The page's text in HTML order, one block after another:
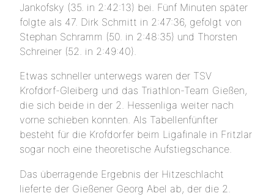
Jankofsky (35. in 2:42:13) bei. Fünf Minuten später
folgte als 47. Dirk Schmitt in 2:47:36, gefolgt von
Stephan Schramm (50. in 2:48:35) und Thorsten
Schreiner (52. in 2:49:40).
Etwas schneller unterwegs waren der TSV
Krofdorf-Gleiberg und das Triathlon-Team Gießen,
die sich beide in der 2. Hessenliga weiter nach
vorne schieben konnten. Als Tabellenfünfter
besteht für die Krofdorfer beim Ligafinale in Fritzlar
sogar noch eine theoretische Aufstiegschance.
Das überragende Ergebnis der Hitzeschlacht
lieferte der Gießener Georg Abel ab, der die 2.